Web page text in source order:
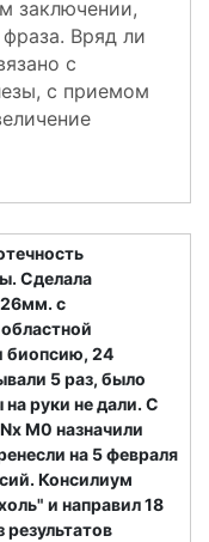
заключении,
Вряд ли
с
с приемом
Сделала
26мм. с
биопсию, 24
5 раз, было
на руки не дали. С
М0 назначили
на 5 февраля
Консилиум
и направил 18
результатов